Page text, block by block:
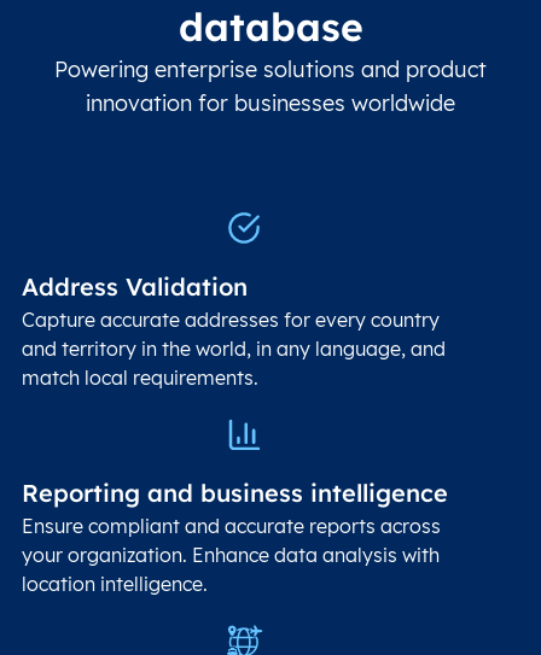
database
Powering enterprise solutions and product
innovation for businesses worldwide
Address Validation
Capture accurate addresses for every country
and territory in the world, in any language, and
match local requirements.
Reporting and business intelligence
Ensure compliant and accurate reports across
your organization. Enhance data analysis with
location intelligence.